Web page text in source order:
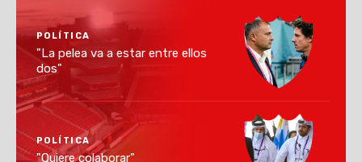
POLÍTICA
"La pelea va a estar entre ellos
dos"
POLÍTICA
"Quiere colaborar"